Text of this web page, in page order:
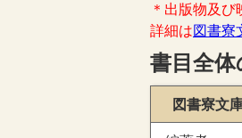
＊出版物及
詳細は図書寮
書目全体
図書寮文